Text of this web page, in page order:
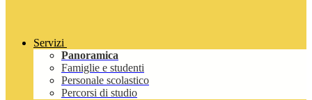
Servizi
Panoramica
Famiglie e studenti
Personale scolastico
Percorsi di studio